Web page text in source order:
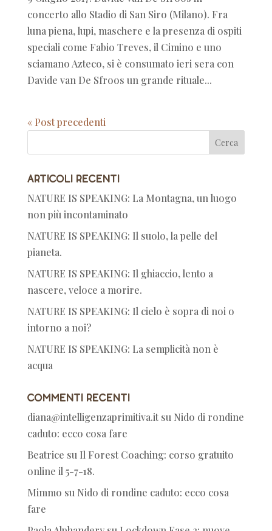
concerto allo Stadio di San Siro (Milano). Fra
luna piena, lupi, maschere e la presenza di ospiti
speciali come Fabio Treves, il Cimino e uno
sciamano Azteco, si è consumato ieri sera con
Davide van De Sfroos un grande rituale...
« Post precedenti
Articoli recenti
NATURE IS SPEAKING: La Montagna, un luogo
non più incontaminato
NATURE IS SPEAKING: Il suolo, la pelle del
pianeta.
NATURE IS SPEAKING: Il ghiaccio, lento a
nascere, veloce a morire.
NATURE IS SPEAKING: Il cielo è sopra di noi o
intorno a noi?
NATURE IS SPEAKING: La semplicità non è
acqua
Commenti recenti
diana@intelligenzaprimitiva.itsu Nido di rondine
caduto: ecco cosa fare
Beatrice su Il Forest Coaching: corso gratuito
online il 5-7-18.
Mimmo su Nido di rondine caduto: ecco cosa
fare